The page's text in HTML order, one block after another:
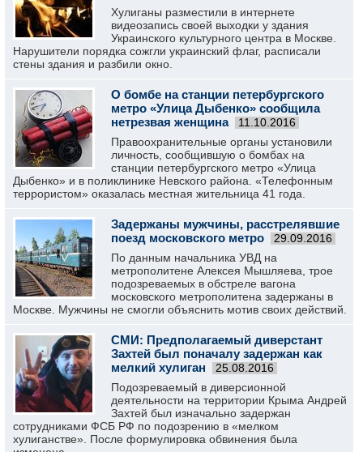
Хулиганы разместили в интернете
видеозапись своей выходки у здания
Украинского культурного центра в Москве.
Нарушители порядка сожгли украинский флаг, расписали
стены здания и разбили окно.
О бомбе на станции петербургского
метро «Улица Дыбенко» сообщила
нетрезвая женщина
11.10.2016
Правоохранительные органы установили
личность, сообщившую о бомбах на
станции петербургского метро «Улица
Дыбенко» и в поликлинике Невского района. «Телефонным
террористом» оказалась местная жительница 41 года.
Задержаны мужчины, расстрелявшие
поезд московского метро
29.09.2016
По данным начальника УВД на
метрополитене Алексея Мышляева, трое
подозреваемых в обстреле вагона
московского метрополитена задержаны в
Москве. Мужчины не смогли объяснить мотив своих действий.
СМИ: Предполагаемый диверстант
Захтей был поначалу задержан как
мелкий хулиган
25.08.2016
Подозреваемый в диверсионной
деятельности на территории Крыма Андрей
Захтей был изначально задержан
сотрудниками ФСБ РФ по подозрению в «мелком
хулиганстве». После формулировка обвинения была